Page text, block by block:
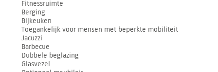
Fitnessruimte
Berging
Bijkeuken
Toegankelijk voor mensen met beperkte mobiliteit
Jacuzzi
Barbecue
Dubbele beglazing
Glasvezel